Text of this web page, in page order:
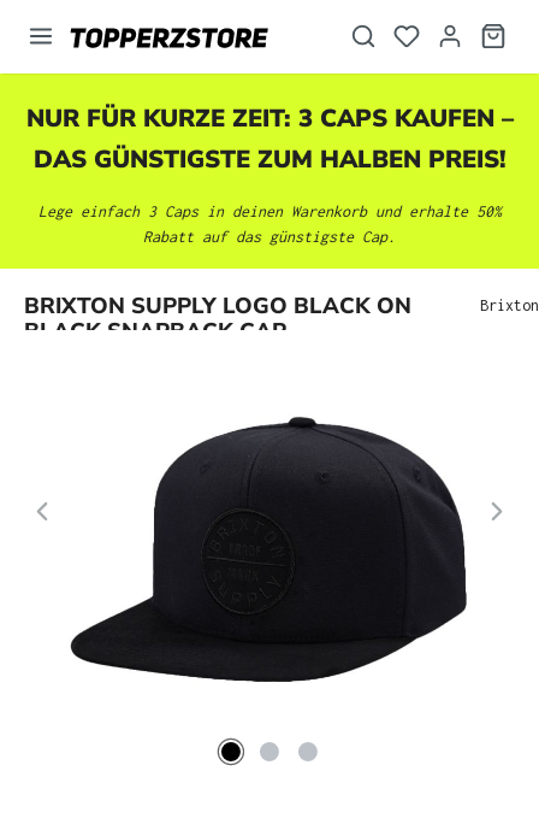
springen
NUR FÜR KURZE ZEIT: 3 CAPS KAUFEN –
DAS GÜNSTIGSTE ZUM HALBEN PREIS!
Lege einfach 3 Caps in deinen Warenkorb und erhalte 50%
Rabatt auf das günstigste Cap.
BRIXTON SUPPLY LOGO BLACK ON
BLACK SNAPBACK CAP
Brixton
Bildergalerie überspringen